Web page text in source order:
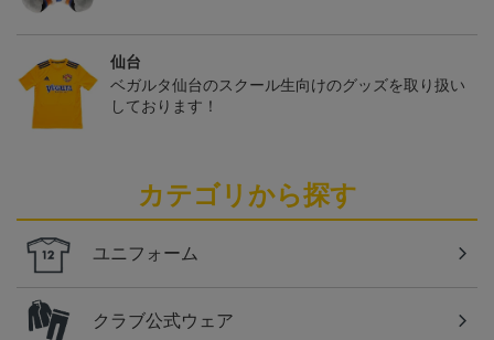
仙台
ベガルタ仙台のスクール生向けのグッズを取り扱い
しております！
カテゴリから探す
ユニフォーム
クラブ公式ウェア